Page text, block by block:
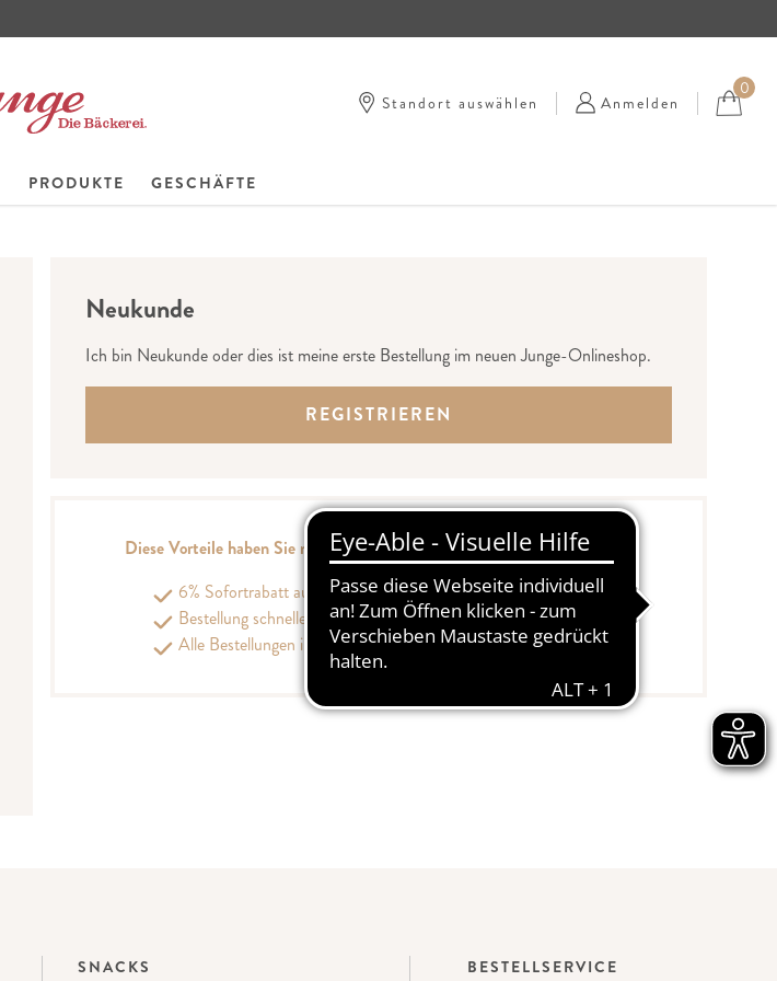
Standort auswählen Anmelden
0
PRODUKTE GESCHÄFTE
Neukunde
Ich bin Neukunde oder dies ist meine erste Bestellung im neuen Junge-Onlineshop.
REGISTRIEREN
Diese Vorteile haben Sie mit einem Kundenkonto:
6% Sofortrabatt auf Brote und Heißgetränke
Bestellung schneller aufgeben
Alle Bestellungen im Überblick
SNACKS BESTELLSERVICE